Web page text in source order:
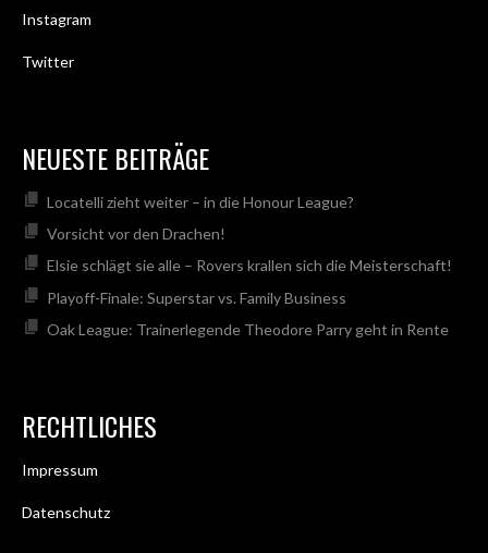
Instagram
Twitter
NEUESTE BEITRÄGE
Locatelli zieht weiter – in die Honour League?
Vorsicht vor den Drachen!
Elsie schlägt sie alle – Rovers krallen sich die Meisterschaft!
Playoff-Finale: Superstar vs. Family Business
Oak League: Trainerlegende Theodore Parry geht in Rente
RECHTLICHES
Impressum
Datenschutz